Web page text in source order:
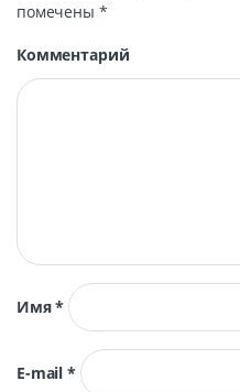
помечены *
Комментарий
Имя*
E-mail*